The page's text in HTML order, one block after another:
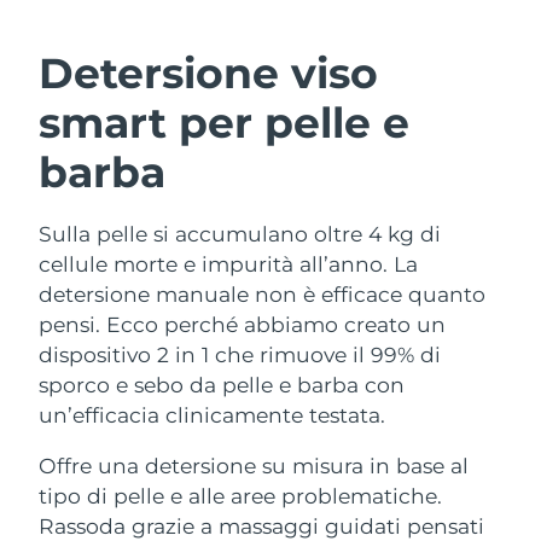
Detersione viso
smart per pelle e
barba
Sulla pelle si accumulano oltre 4 kg di
cellule morte e impurità all’anno. La
detersione manuale non è efficace quanto
pensi. Ecco perché abbiamo creato un
dispositivo 2 in 1 che rimuove il 99% di
sporco e sebo da pelle e barba con
un’efficacia clinicamente testata.
Offre una detersione su misura in base al
tipo di pelle e alle aree problematiche.
Rassoda grazie a massaggi guidati pensati
Detersione viso
LUNA™ 4 pacchetto
LUNA™ 4 Plus
Massage, LED heating
LUNA™ 4 Men
For men, anti-aging massage
Lifting viso
BEAR™ 2 pacchetto
BEAR™ 2 go
Microcurrent toning on-the-go
BEAR™ 2 eyes & lips
Microcurrent line smoothing device
Idratazione
UFO™ 3 pacchetto
Deep facial hydration
Near-infrared and red light therapy
device
Igiene orale
issa™ 4
Hybrid silicone sonic toothbrush
issa™ 4 plus
Smart hybrid silicone sonic toothbrush
TRATTAMENTI ANTI-AGE FAQ™
Anti-age Trattamenti LED
NEW
Bahrein Consegna stimata
Belgio
Bosnia ed
Erzegovina
Consegna stimata
Brunei Consegna stimata
Bulgaria
Canada Consegna stimata8/12/26
Cile Consegna stimata 8/12/26